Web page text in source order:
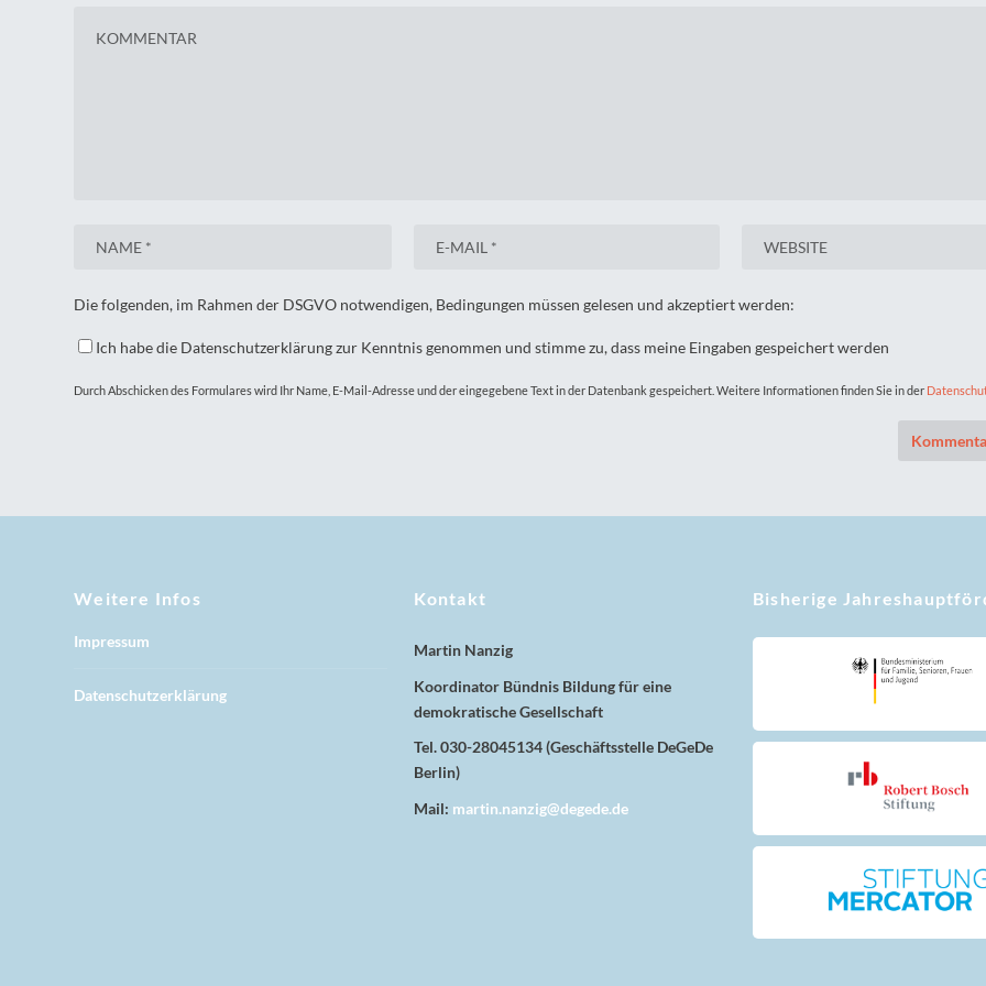
Die folgenden, im Rahmen der DSGVO notwendigen, Bedingungen müssen gelesen und akzeptiert werden:
Ich habe die Datenschutzerklärung zur Kenntnis genommen und stimme zu, dass meine Eingaben gespeichert werden
Durch Abschicken des Formulares wird Ihr Name, E-Mail-Adresse und der eingegebene Text in der Datenbank gespeichert. Weitere Informationen finden Sie in der
Weitere Infos
Impressum
Datenschutzerklärung
Kontakt
Martin Nanzig
Koordinator Bündnis Bildung für eine
demokratische Gesellschaft
Tel. 030-28045134 (Geschäftsstelle DeGeDe
Berlin)
Mail: martin.nanzig@degede.de
Bisherige